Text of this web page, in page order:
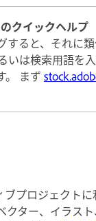
クイックヘルプ
すると、それに
いは検索用語を
。 まず
プロジェクト
クター、イラス